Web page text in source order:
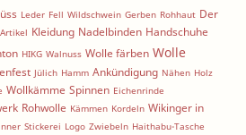
Leder Fell Wildschwein Gerben Rohhaut Der
Artikel Kleidung Nadelbinden Handschuhe
HIKG Walnuss Wolle färben Wolle
Jülich Hamm Ankündigung Nähen Holz
Wollkämme Spinnen Eichenrinde
Rohwolle Kämmen Kordeln Wikinger in
Stickerei Logo Zwiebeln Haithabu-Tasche